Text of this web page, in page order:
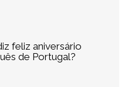
feliz aniversário
de Portugal?